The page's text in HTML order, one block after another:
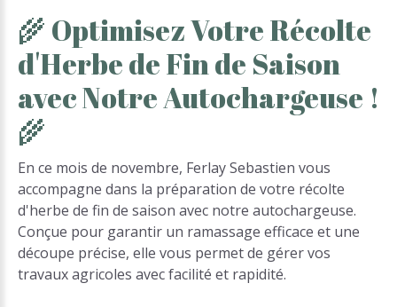
🌾 OptimisezVotreRécolte
d'HerbedeFinde Saison
avecNotreAutochargeuse !
🌾
En ce mois de novembre, Ferlay Sebastien vous
accompagne dans la préparation de votre récolte
d'herbe de fin de saison avec notre autochargeuse.
Conçue pour garantir un ramassage efficace et une
découpe précise, elle vous permet de gérer vos
travaux agricoles avec facilité et rapidité.